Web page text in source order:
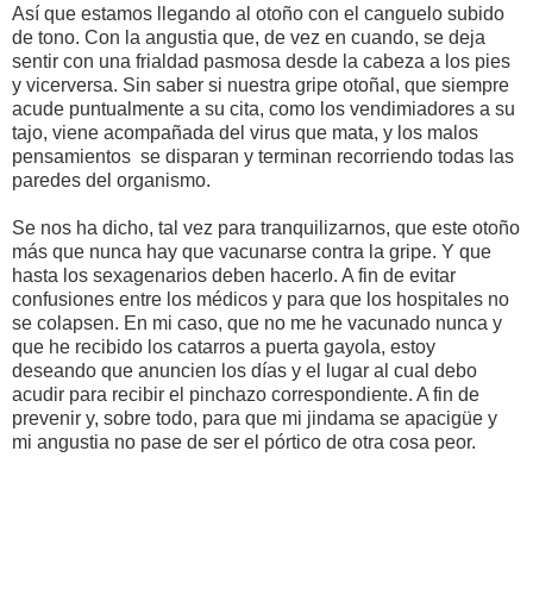
Así que estamos llegando al otoño con el canguelo subido
de tono. Con la angustia que, de vez en cuando, se deja
sentir con una frialdad pasmosa desde la cabeza a los pies
y vicerversa. Sin saber si nuestra gripe otoñal, que siempre
acude puntualmente a su cita, como los vendimiadores a su
tajo, viene acompañada del virus que mata, y los malos
pensamientos se disparan y terminan recorriendo todas las
paredes del organismo.
Se nos ha dicho, tal vez para tranquilizarnos, que este otoño
más que nunca hay que vacunarse contra la gripe. Y que
hasta los sexagenarios deben hacerlo. A fin de evitar
confusiones entre los médicos y para que los hospitales no
se colapsen. En mi caso, que no me he vacunado nunca y
que he recibido los catarros a puerta gayola, estoy
deseando que anuncien los días y el lugar al cual debo
acudir para recibir el pinchazo correspondiente. A fin de
prevenir y, sobre todo, para que mi jindama se apacigüe y
mi angustia no pase de ser el pórtico de otra cosa peor.